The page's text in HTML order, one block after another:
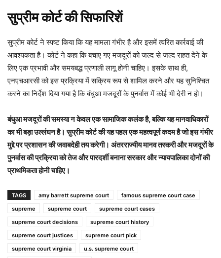
सुप्रीम कोर्ट की सिफारिशें
सुप्रीम कोर्ट ने स्पष्ट किया कि यह मामला गंभीर है और इसमें त्वरित कार्रवाई की
आवश्यकता है। कोर्ट ने कहा कि बचाए गए मजदूरों को जल्द से जल्द राहत देने के
लिए एक प्रभावी और समयबद्ध प्रणाली लागू होनी चाहिए। इसके साथ ही,
एनएचआरसी को इस प्रक्रिया में सक्रिय रूप से शामिल करने और यह सुनिश्चित
करने का निर्देश दिया गया है कि बंधुआ मजदूरों के पुनर्वास में कोई भी देरी न हो।
बंधुआ मजदूरों की समस्या न केवल एक सामाजिक कलंक है, बल्कि यह मानवाधिकारों
का भी बड़ा उल्लंघन है। सुप्रीम कोर्ट की यह पहल एक महत्वपूर्ण कदम है जो इस गंभीर
मुद्दे पर प्रशासन की जवाबदेही तय करेगी। अंतरराज्यीय मानव तस्करी और मजदूरों के
पुनर्वास की प्रक्रिया को तेज और पारदर्शी बनाना सरकार और न्यायपालिका दोनों की
प्राथमिकता होनी चाहिए।
TAGS amy barrett supreme court
famous supreme court case
supreme
supreme court
supreme court cases
supreme court decisions
supreme court history
supreme court justices
supreme court pick
supreme court virginia
u.s. supreme court